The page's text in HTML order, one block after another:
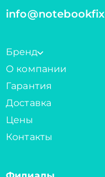
Бренд
О компании
Гарантия
Доставка
Цены
Контакты